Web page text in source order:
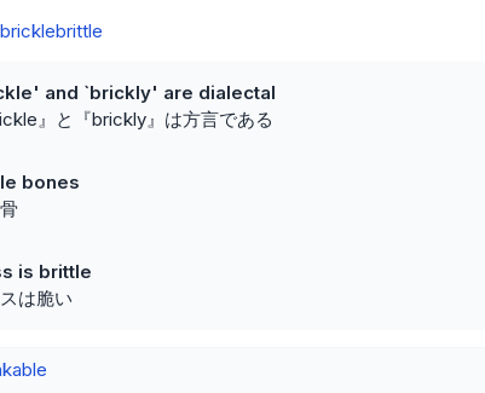
bricklebrittle
and `brickly' are dialectal
』と『brickly』は方言である
bones
is brittle
は脆い